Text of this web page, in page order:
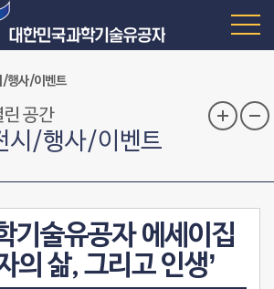
/행사/이벤트
린 공간
시/행사/이벤트
기술유공자 에세이집
의 삶, 그리고 인생’